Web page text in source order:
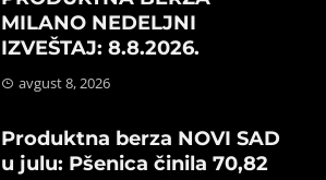
MILANO NEDELJNI
IZVEŠTAJ: 8.8.2026.
avgust 8, 2026
Produktna berza NOVI SAD
u julu: Pšenica činila 70,82